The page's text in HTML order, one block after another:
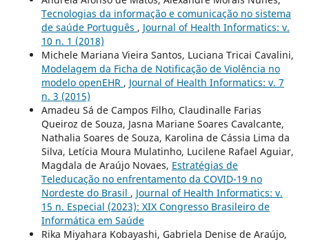
Tecnologias da informação e comunicação no sistema
de saúde Português , Journal of Health Informatics: v.
10 n. 1 (2018)
Michele Mariana Vieira Santos, Luciana Tricai Cavalini,
Modelagem da Ficha de Notificação de Violência no
modelo openEHR , Journal of Health Informatics: v. 7
n. 3 (2015)
Amadeu Sá de Campos Filho, Claudinalle Farias
Queiroz de Souza, Jasna Mariane Soares Cavalcante,
Nathalia Soares de Souza, Karolina de Cássia Lima da
Silva, Letícia Moura Mulatinho, Lucilene Rafael Aguiar,
Magdala de Araújo Novaes, Estratégias de
Teleducação no enfrentamento da COVID-19 no
Nordeste do Brasil , Journal of Health Informatics: v.
15 n. Especial (2023): XIX Congresso Brasileiro de
Informática em Saúde
Rika Miyahara Kobayashi, Gabriela Denise de Araújo,